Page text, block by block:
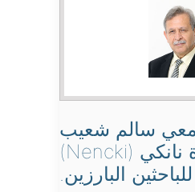
سالم شعيب
يفوز بجائزة نانكي (Nencki)
البارزين.